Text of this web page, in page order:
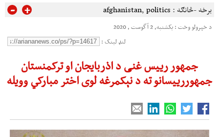
برخه -څانګه : afghanistan, politics
- +
د خپرولو وخت : یکشنبه, 2 آگوست , 2020
لنډ لینک :
جمهور رییس غنی د اذربایجان او ترکمنستان
جمهوررییسانو ته د نېکمرغه لوی اختر مبارکي وویله